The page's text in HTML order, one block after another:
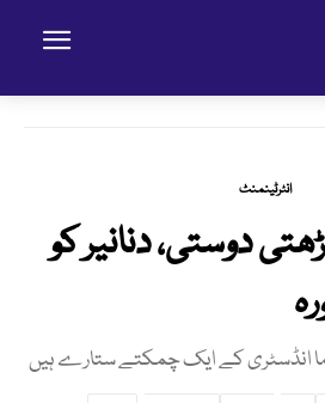
انٹرٹینمنٹ
دوستی، دنانیر کو
انڈسٹری کے ایک چمکتے ستارے ہیں